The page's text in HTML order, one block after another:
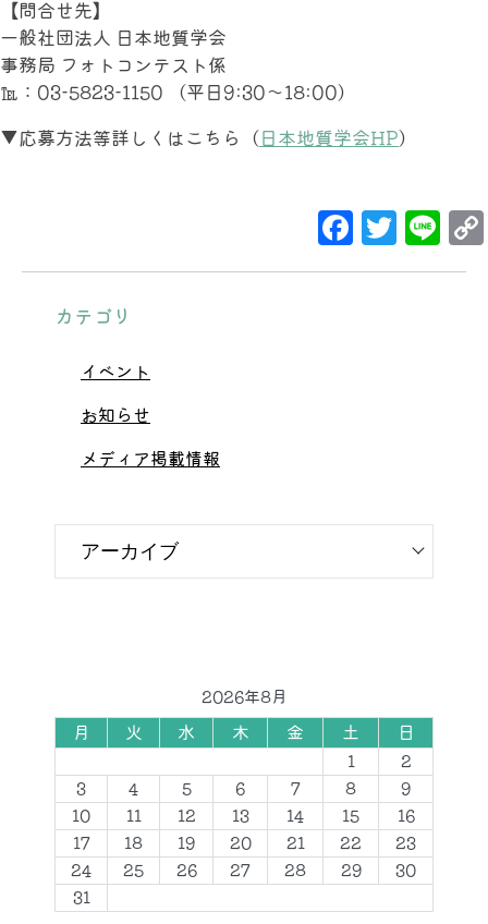
【問合せ先】
一般社団法人 日本地質学会
事務局 フォトコンテスト係
℡：03-5823-1150 （平日9:30～18:00）
▼応募方法等詳しくはこちら（ 日本地質学会HP）
カテゴリ
イベント
お知らせ
メディア掲載情報
2026年8月
月 火 水 木 金 土 日
1
2
3
4 5 6 7 8
9
10
11 12 13 14 15
16
17
18 19 20 21 22
23
24
25 26 27 28 29
30
31